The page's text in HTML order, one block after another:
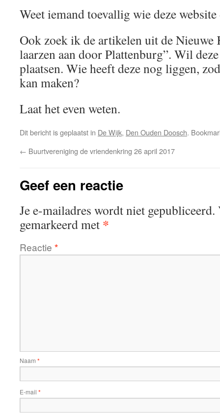
Weet iemand toevallig wie deze website
Ook zoek ik de artikelen uit de Nieuwe
laarzen aan door Plattenburg”. Wil
plaatsen. Wie heeft deze nog liggen,
kan maken?
Laat het even weten.
Dit bericht is geplaatst in De Wijk, Den Ouden Doosch.
← Buurtvereniging de vriendenkring 26 april 2017
Geef een reactie
Je e-mailadres wordt niet gepubliceerd.
gemarkeerd met *
Reactie *
Naam *
E-mail *